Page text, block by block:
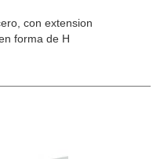
con extension
forma de H